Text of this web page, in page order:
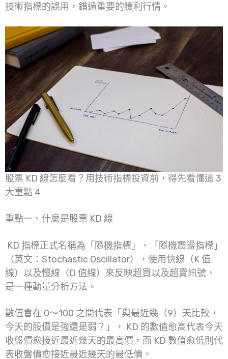
技術指標的誤用，錯過重要的獲利行情。
股票 KD 線怎麼看？用技術指標投資前，得先看懂這 3
大重點 4
重點一、什麼是股票 KD 線
KD 指標正式名稱為「隨機指標」、「隨機震盪指標」
（英文：Stochastic Oscillator），使用快線（K 值
線）以及慢線（D 值線）來反映超買以及超賣訊號，
是一種動量分析方法。
數值會在 0～100 之間代表「與最近幾（9）天比較，
今天的股價是強還是弱？」， KD 的數值愈高代表今天
收盤價愈接近最近幾天的最高價，而 KD 數值愈低則代
表收盤價愈接近最近幾天的最低價。